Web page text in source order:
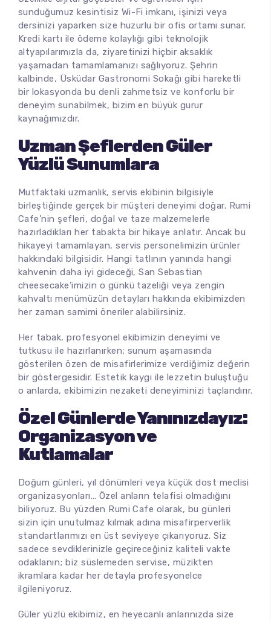
sunduğumuz kesintisiz Wi-Fi imkanı, işinizi veya
dersinizi yaparken size huzurlu bir ofis ortamı sunar.
Kredi kartı ile ödeme kolaylığı gibi teknolojik
altyapılarımızla da, ziyaretinizi hiçbir aksaklık
yaşamadan tamamlamanızı sağlıyoruz. Şehrin
kalbinde, Üsküdar Gastronomi Sokağı gibi hareketli
bir lokasyonda bu denli zahmetsiz ve konforlu bir
deneyim sunabilmek, bizim en büyük gurur
kaynağımızdır.
Uzman Şeflerden Güler
Yüzlü Sunumlara
Mutfaktaki uzmanlık, servis ekibinin bilgisiyle
birleştiğinde gerçek bir müşteri deneyimi doğar. Rumi
Cafe’nin şefleri, doğal ve taze malzemelerle
hazırladıkları her tabakta bir hikaye anlatır. Ancak bu
hikayeyi tamamlayan, servis personelimizin ürünler
hakkındaki bilgisidir. Hangi tatlının yanında hangi
kahvenin daha iyi gideceği, San Sebastian
cheesecake’imizin o günkü tazeliği veya zengin
kahvaltı menümüzün detayları hakkında ekibimizden
her zaman samimi öneriler alabilirsiniz.
Her tabak, profesyonel ekibimizin deneyimi ve
tutkusu ile hazırlanırken; sunum aşamasında
gösterilen özen de misafirlerimize verdiğimiz değerin
bir göstergesidir. Estetik kaygı ile lezzetin buluştuğu
o anlarda, ekibimizin nezaketi deneyiminizi taçlandırır.
Özel Günlerde Yanınızdayız:
Organizasyon ve
Kutlamalar
Doğum günleri, yıl dönümleri veya küçük dost meclisi
organizasyonları… Özel anların telafisi olmadığını
biliyoruz. Bu yüzden Rumi Cafe olarak, bu günleri
sizin için unutulmaz kılmak adına misafirperverlik
standartlarımızı en üst seviyeye çıkarıyoruz. Siz
sadece sevdiklerinizle geçireceğiniz kaliteli vakte
odaklanın; biz süslemeden servise, müzikten
ikramlara kadar her detayla profesyonelce
ilgileniyoruz.
Güler yüzlü ekibimiz, en heyecanlı anlarınızda size